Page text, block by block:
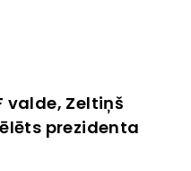
valde, Zeltiņš
prezidenta